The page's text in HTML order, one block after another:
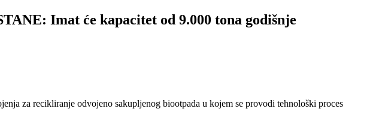
Imat će kapacitet od 9.000 tona godišnje
za recikliranje odvojeno sakupljenog biootpada u kojem se provodi tehnološki proces